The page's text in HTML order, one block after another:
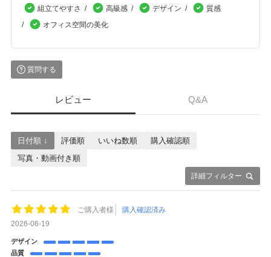
組立てやすさ 高級感 デザイン
質感
オフィス空間の美化
質問する
レビュー Q&A
詳細フィルター
日付順 ↓ 評価順 いいね数順
購入確認順
写真・動画付き順
ご購入者様
購入確認済み
2026-06-19
デザイン
品質